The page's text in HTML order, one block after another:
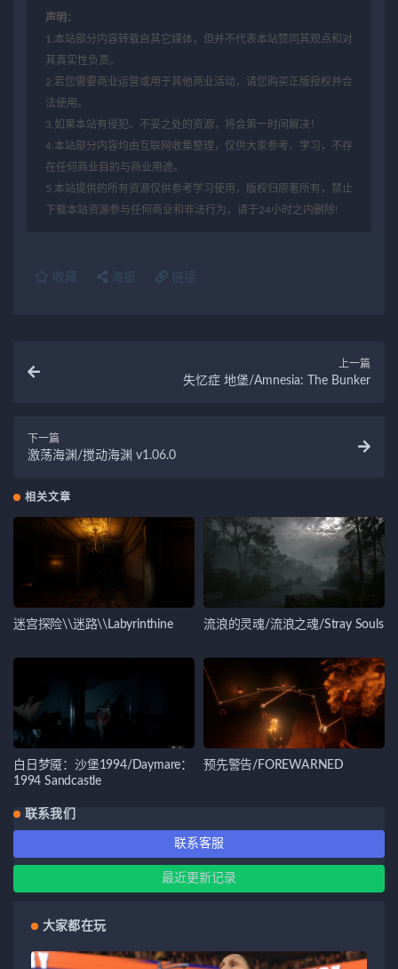
声明：
1.本站部分内容转载自其它媒体，但并不代表本站赞同其观点和对
其真实性负责。
2.若您需要商业运营或用于其他商业活动，请您购买正版授权并合
法使用。
3.如果本站有侵犯、不妥之处的资源，将会第一时间解决！
4.本站部分内容均由互联网收集整理，仅供大家参考、学习，不存
在任何商业目的与商业用途。
5.本站提供的所有资源仅供参考学习使用，版权归原著所有，禁止
下载本站资源参与任何商业和非法行为，请于24小时之内删除!
收藏 海报 链接
上一篇
失忆症 地堡/Amnesia: The Bunker
下一篇
激荡海渊/搅动海渊 v1.06.0
相关文章
迷宫探险\\迷路\\Labyrinthine 流浪的灵魂/流浪之魂/Stray Souls
白日梦魇：沙堡1994/Daymare：
1994 Sandcastle
预先警告/FOREWARNED
联系我们
联系客服
最近更新记录
大家都在玩